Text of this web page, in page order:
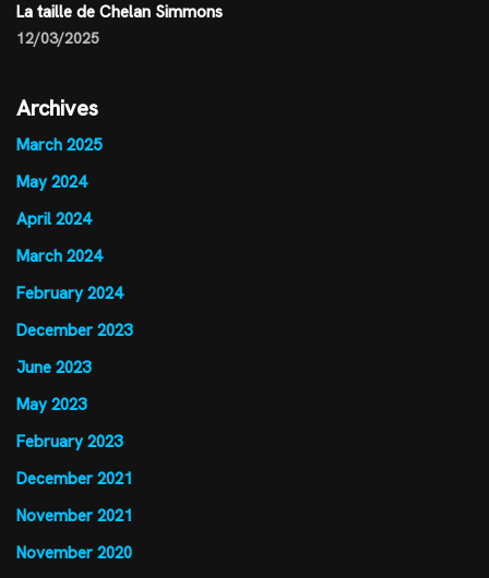
La taille de Chelan Simmons
12/03/2025
Archives
March 2025
May 2024
April 2024
March 2024
February 2024
December 2023
June 2023
May 2023
February 2023
December 2021
November 2021
November 2020